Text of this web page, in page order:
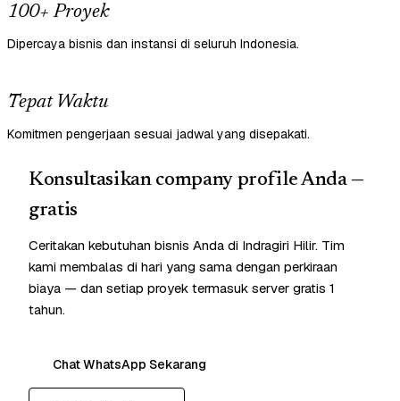
100+ Proyek
Dipercaya bisnis dan instansi di seluruh Indonesia.
Tepat Waktu
Komitmen pengerjaan sesuai jadwal yang disepakati.
Konsultasikan company profile Anda —
gratis
Ceritakan kebutuhan bisnis Anda di Indragiri Hilir. Tim
kami membalas di hari yang sama dengan perkiraan
biaya — dan setiap proyek termasuk server gratis 1
tahun.
Chat WhatsApp Sekarang